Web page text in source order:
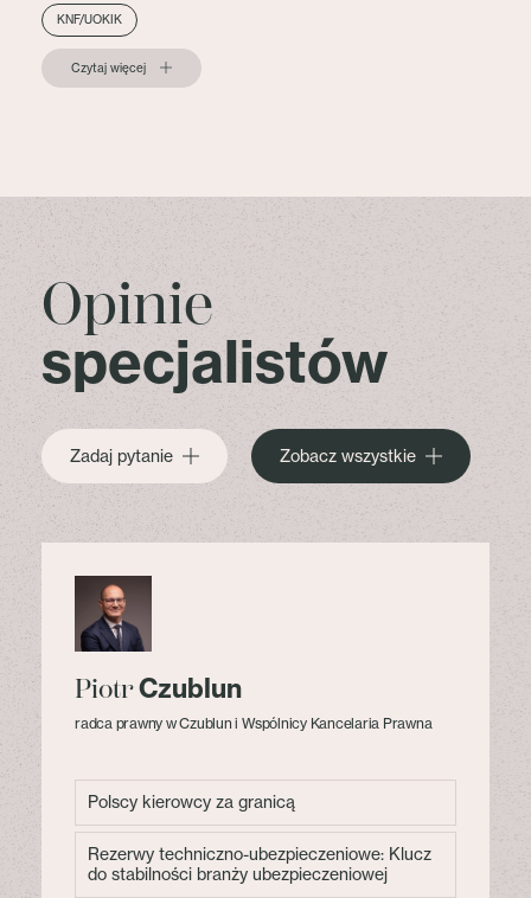
KNF/UOKIK
Czytaj więcej
Opinie
specjalistów
Zadaj pytanie Zobacz wszystkie
PiotrCzublun
radca prawny w Czublun i Wspólnicy Kancelaria Prawna
Polscy kierowcy za granicą
Rezerwy techniczno-ubezpieczeniowe: Klucz
do stabilności branży ubezpieczeniowej